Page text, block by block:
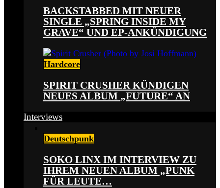
BACKSTABBED MIT NEUER
SINGLE „SPRING INSIDE MY
GRAVE“ UND EP-ANKÜNDIGUNG
Hardcore
SPIRIT CRUSHER KÜNDIGEN
NEUES ALBUM „FUTURE“ AN
Interviews
Deutschpunk
SOKO LINX IM INTERVIEW ZU
IHREM NEUEN ALBUM „PUNK
FÜR LEUTE…